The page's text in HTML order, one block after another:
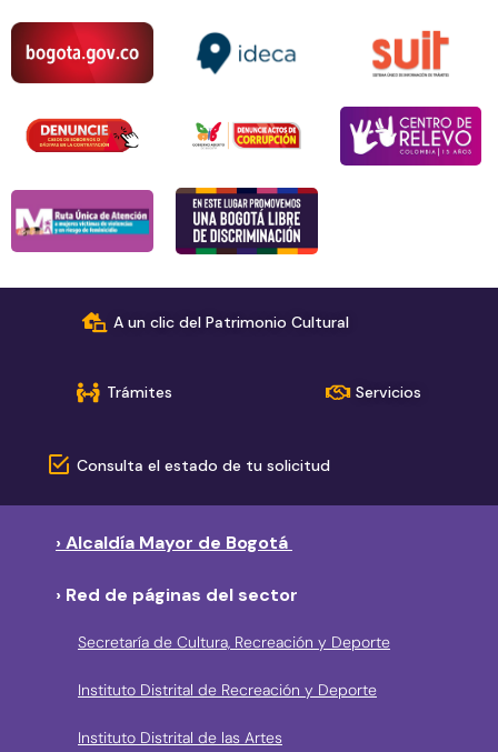
A un clic del Patrimonio Cultural
Trámites Servicios
Consulta el estado de tu solicitud
› Alcaldía Mayor de Bogotá
› Red de páginas del sector
Secretaría de Cultura, Recreación y Deporte
Instituto Distrital de Recreación y Deporte
Instituto Distrital de las Artes